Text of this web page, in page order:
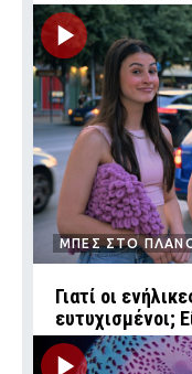
ΜΠΕΣ ΣΤΟ
Γιατί οι
ευτυχισμένοι;